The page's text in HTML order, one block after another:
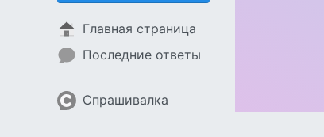
Главная страница
Последние ответы
Спрашивалка